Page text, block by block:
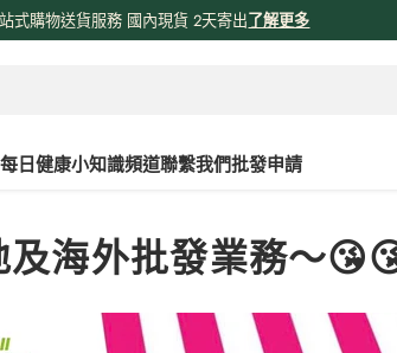
購、物流、購物網站、送貨嘅流程俾大家知啦😊😊
每日健康小知識頻道聯繫我們批發申請
海外批發業務～